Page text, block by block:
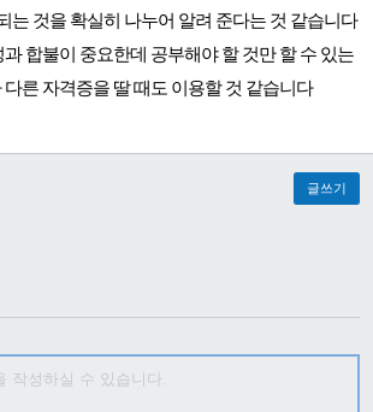
는 것을 확실히 나누어 알려 준다는 것 같습니다
합불이 중요한데 공부해야 할 것만 할 수 있는
글쓰기